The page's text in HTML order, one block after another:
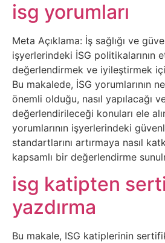
Belgesel
Bilgi
Bilgisayar
Bilim
Bitcoin
Bitkiler
Çizgi
Film
isg yorumları
Meta Açıklama: İş sağlığı ve
işyerlerindeki İSG politikalarının
değerlendirmek ve iyileştirmek
Bu makalede, İSG yorumlarının
önemli olduğu, nasıl yapılacağı
değerlendirileceği konuları ele
yorumlarının işyerlerindeki
standartlarını artırmaya nasıl
kapsamlı bir değerlendirme
isg katipten
yazdırma
Bu makale, ISG katiplerinin